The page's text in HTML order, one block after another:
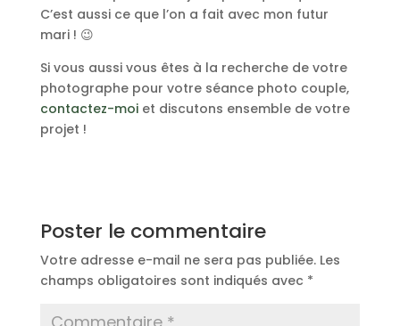
C’est aussi ce que l’on a fait avec mon futur
mari ! 😉
Si vous aussi vous êtes à la recherche de votre
photographe pour votre séance photo couple,
contactez-moiet discutons ensemble de votre
projet !
Poster le commentaire
Votre adresse e-mail ne sera pas publiée. Les
champs obligatoires sont indiqués avec *